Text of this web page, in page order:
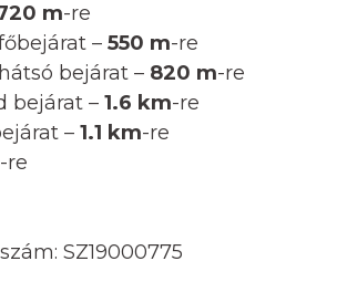
m-re
– 550 m-re
bejárat – 820 m-re
bejárat – 1.6 km-re
– 1.1 km-re
-re
SZ19000775